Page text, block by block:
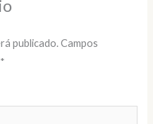
publicado. Campos
*